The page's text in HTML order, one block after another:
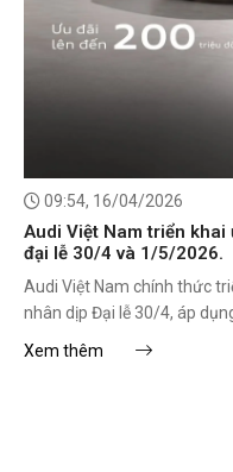
09:54, 16/04/2026
Audi Việt Nam triển
đại lễ 30/4 và 1/5/2026.
Audi Việt Nam chính thức
nhân dịp Đại lễ 30/4, áp
Xem thêm